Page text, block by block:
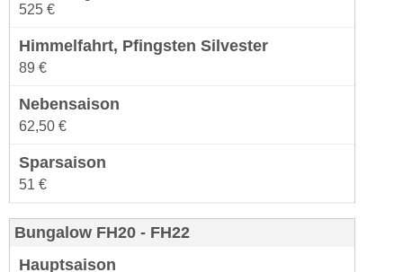
525 €
89 €
62,50 €
51 €
Bungalow FH20 - FH22